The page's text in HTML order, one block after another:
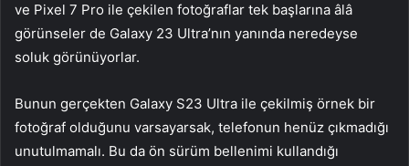
ve Pixel 7 Pro ile çekilen fotoğraflar tek başlarına âlâ
görünseler de Galaxy 23 Ultra’nın yanında neredeyse
soluk görünüyorlar.
Bunun gerçekten Galaxy S23 Ultra ile çekilmiş örnek bir
fotoğraf olduğunu varsayarsak, telefonun henüz çıkmadığı
unutulmamalı. Bu da ön sürüm bellenimi kullandığı